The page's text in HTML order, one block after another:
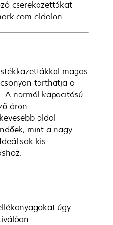
cserekazettákat
oldalon.
magas
tarthatja a
A normál kapacitású
áron
oldal
mint a nagy
kis
úgy